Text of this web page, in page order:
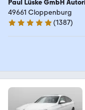
Paul Lüske GmbH
Service & Junge Sterne
49661 Cloppenburg
4.9 Sterne
(1387)